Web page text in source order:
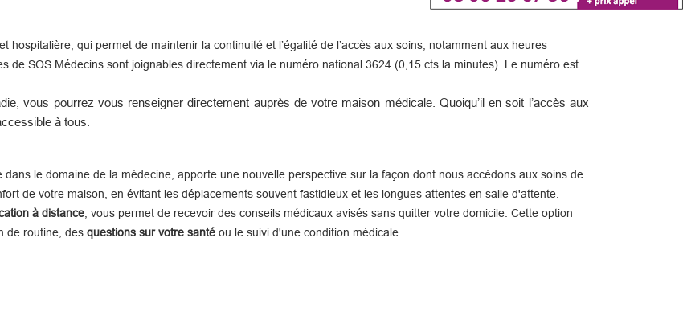
hospitalière, qui permet de maintenir la continuité et l’égalité de l’accès aux soins, notamment aux heures
de SOS Médecins sont joignables directement via le numéro national 3624 (0,15 cts la minutes). Le numéro est
vous pourrez vous renseigner directement auprès de votre maison médicale. Quoiqu’il en soit l’accès aux
à tous.
le domaine de la médecine, apporte une nouvelle perspective sur la façon dont nous accédons aux soins de
de votre maison, en évitant les déplacements souvent fastidieux et les longues attentes en salle d'attente.
à distance , vous permet de recevoir des conseils médicaux avisés sans quitter votre domicile. Cette option
de routine, des questions sur votre santé ou le suivi d'une condition médicale.